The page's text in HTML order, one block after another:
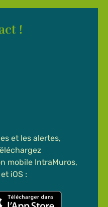
!
et les alertes,
mobile IntraMuros,
iOS :